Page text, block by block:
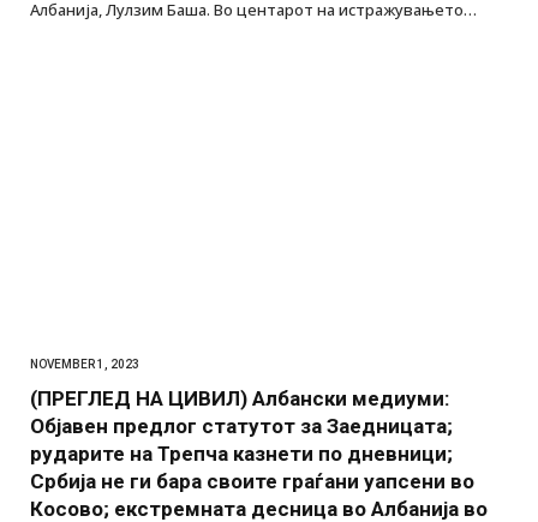
Албанија, Лулзим Баша. Во центарот на истражувањето…
NOVEMBER 1, 2023
(ПРЕГЛЕД НА ЦИВИЛ) Албански медиуми:
Објавен предлог статутот за Заедницата;
рударите на Трепча казнети по дневници;
Србија не ги бара своите граѓани уапсени во
Косово; екстремната десница во Албанија во